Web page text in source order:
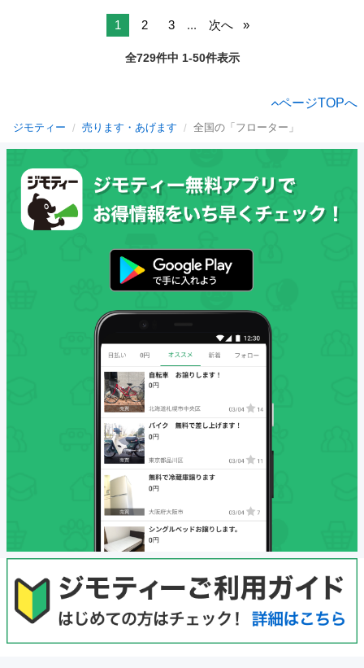
1 2 3 ... 次へ
全729件中 1-50件表示
ページTOPへ
ジモティー 売ります・あげます 全国の「フローター」